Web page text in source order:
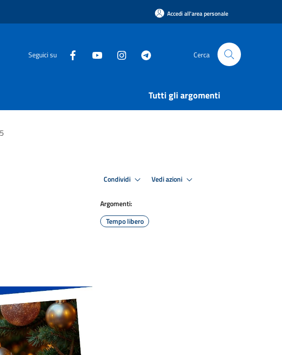
Accedi all'area personale
Seguici su Cerca
Tutti gli argomenti
Condividi Vedi azioni
Argomenti:
Tempo libero